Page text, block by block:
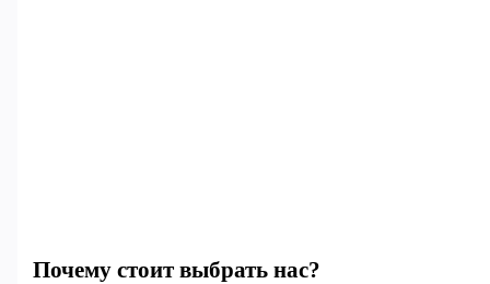
Почему стоит выбрать нас?